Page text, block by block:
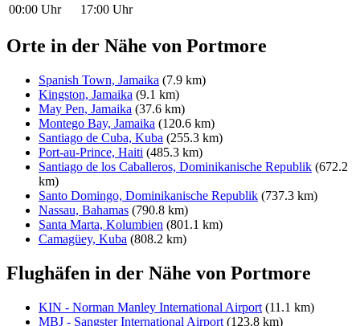
00:00 Uhr
17:00 Uhr
Orte in der Nähe von Portmore
Spanish Town, Jamaika (7.9 km)
Kingston, Jamaika (9.1 km)
May Pen, Jamaika (37.6 km)
Montego Bay, Jamaika (120.6 km)
Santiago de Cuba, Kuba (255.3 km)
Port-au-Prince, Haiti (485.3 km)
Santiago de los Caballeros, Dominikanische Republik (672.2
km)
Santo Domingo, Dominikanische Republik (737.3 km)
Nassau, Bahamas (790.8 km)
Santa Marta, Kolumbien (801.1 km)
Camagüey, Kuba (808.2 km)
Flughäfen in der Nähe von Portmore
KIN - Norman Manley International Airport (11.1 km)
MBJ - Sangster International Airport (123.8 km)